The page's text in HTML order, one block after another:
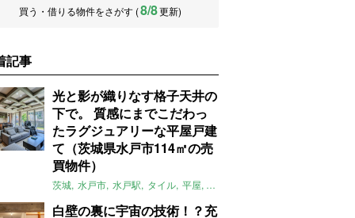
買う・借りる物件をさがす (8/8更新)
記事
光と影が織りなす格子天井の
下で。 質感にまでこだわっ
たラグジュアリーな平屋戸建
て（茨城県水戸市114㎡の売
買物件）
茨城 水戸市 水戸駅 タイル 平屋 一軒家
白壁の裏に宇宙の技術！？充